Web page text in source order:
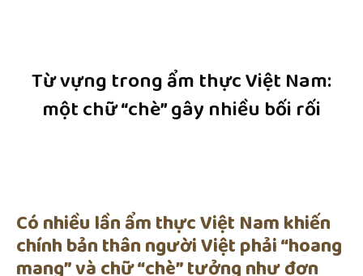
Từ vựng trong ẩm thực Việt Nam:
một chữ “chè” gây nhiều bối rối
Có nhiều lần ẩm thực Việt Nam khiến
chính bản thân người Việt phải “hoang
mang” và chữ “chè” tưởng như đơn